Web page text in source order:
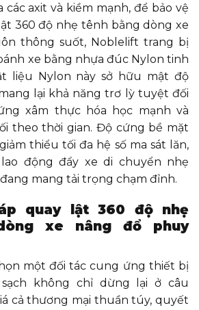
các axit và kiềm mạnh, để bảo vệ
360 độ nhẹ tênh bằng dòng xe
thông suốt, Noblelift trang bị
xe bằng nhựa đúc Nylon tinh
liệu Nylon này sở hữu mật độ
lại khả năng trơ lỳ tuyệt đối
xâm thực hóa học mạnh và
theo thời gian. Độ cứng bề mặt
thiểu tối đa hệ số ma sát lăn,
động đẩy xe di chuyển nhẹ
mang tải trọng chạm đỉnh.
quay lật 360 độ nhẹ
xe nâng đổ phuy
một đối tác cung ứng thiết bị
không chỉ dừng lại ở câu
cả thương mại thuần túy, quyết